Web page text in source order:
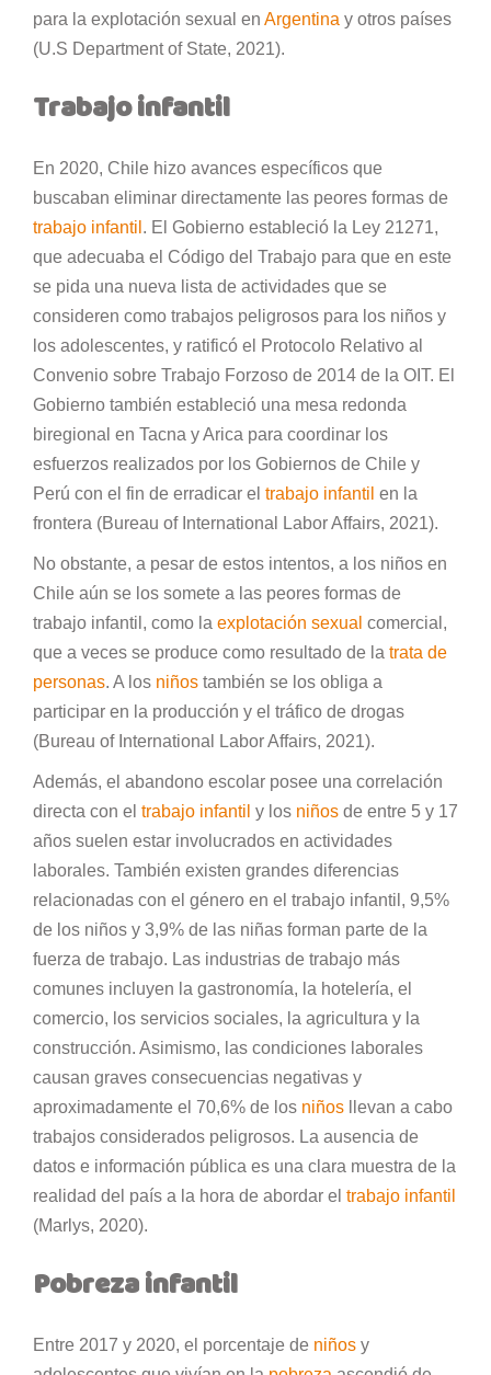
para la explotación sexual en Argentina y otros países
(U.S Department of State, 2021).
Trabajo infantil
En 2020, Chile hizo avances específicos que
buscaban eliminar directamente las peores formas de
trabajo infantil . El Gobierno estableció la Ley 21271,
que adecuaba el Código del Trabajo para que en este
se pida una nueva lista de actividades que se
consideren como trabajos peligrosos para los niños y
los adolescentes, y ratificó el Protocolo Relativo al
Convenio sobre Trabajo Forzoso de 2014 de la OIT. El
Gobierno también estableció una mesa redonda
biregional en Tacna y Arica para coordinar los
esfuerzos realizados por los Gobiernos de Chile y
Perú con el fin de erradicar el trabajo infantil en la
frontera (Bureau of International Labor Affairs, 2021).
No obstante, a pesar de estos intentos, a los niños en
Chile aún se los somete a las peores formas de
trabajo infantil, como la explotación sexual comercial,
que a veces se produce como resultado de la trata de
personas. A los niños también se los obliga a
participar en la producción y el tráfico de drogas
(Bureau of International Labor Affairs, 2021).
Además, el abandono escolar posee una correlación
directa con el trabajo infantil y los niños de entre 5 y 17
años suelen estar involucrados en actividades
laborales. También existen grandes diferencias
relacionadas con el género en el trabajo infantil, 9,5%
de los niños y 3,9% de las niñas forman parte de la
fuerza de trabajo. Las industrias de trabajo más
comunes incluyen la gastronomía, la hotelería, el
comercio, los servicios sociales, la agricultura y la
construcción. Asimismo, las condiciones laborales
causan graves consecuencias negativas y
aproximadamente el 70,6% de los niños llevan a cabo
trabajos considerados peligrosos. La ausencia de
datos e información pública es una clara muestra de la
realidad del país a la hora de abordar el trabajo infantil
(Marlys, 2020).
Pobreza infantil
Entre 2017 y 2020, el porcentaje de niños y